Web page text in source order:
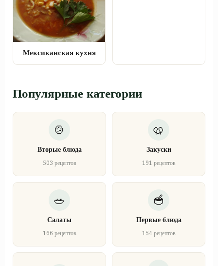
Мексиканская кухня
Популярные категории
Вторые блюда
503 рецептов
Закуски
191 рецептов
Салаты
166 рецептов
Первые блюда
154 рецептов